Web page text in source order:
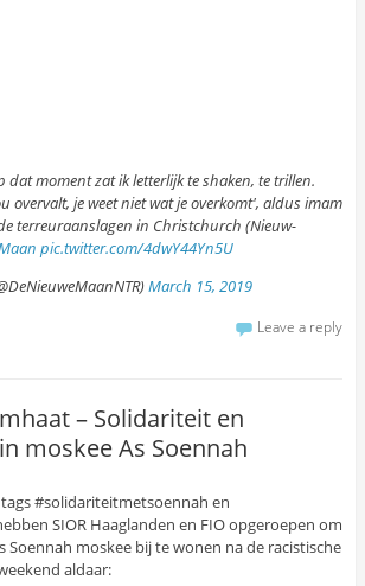
dat moment zat ik letterlijk te shaken, te trillen.
overvalt, je weet niet wat je overkomt', aldus imam
terreuraanslagen in Christchurch (Nieuw-
pic.twitter.com/4dwY44Yn5U
March 15, 2019
Leave a reply
– Solidariteit en
moskee As Soennah
#solidariteitmetsoennah en
SIOR Haaglanden en FIO opgeroepen om
Soennah moskee bij te wonen na de racistische
aldaar: